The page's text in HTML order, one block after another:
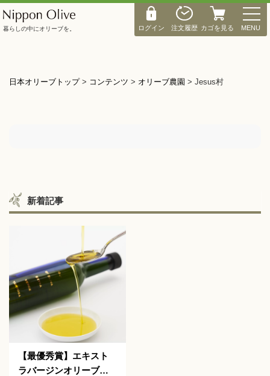
ログイン 注文履歴 カゴを見る
M
E
N
MENU
暮らしの中にオリーブを。
日本オリーブトップ> コンテンツ > オリーブ農園 > Jesus村
新着記事
【最優秀賞】エキスト
ラバージンオリーブ…